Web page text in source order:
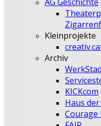
Kleinprojekte
Archiv
KICKcom
Haus
Courage